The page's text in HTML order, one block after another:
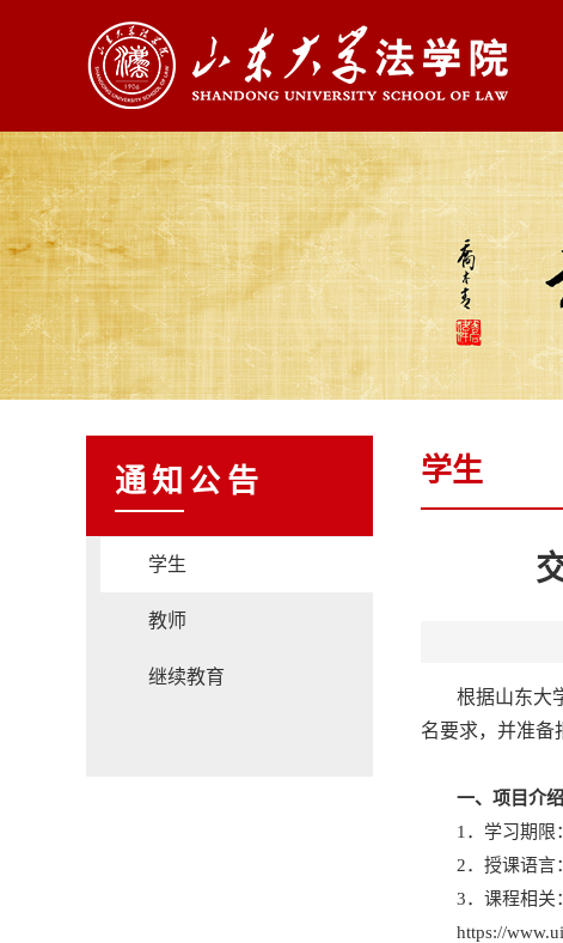
通知公告
学生
教师
继续教育
学生
根据山东大
名要求，并准备
一、项目介绍
1．学习期限
2．授课语言
3．课程相关：
https://